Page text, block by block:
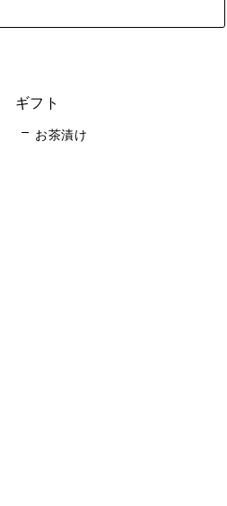
ギフト
お茶漬け